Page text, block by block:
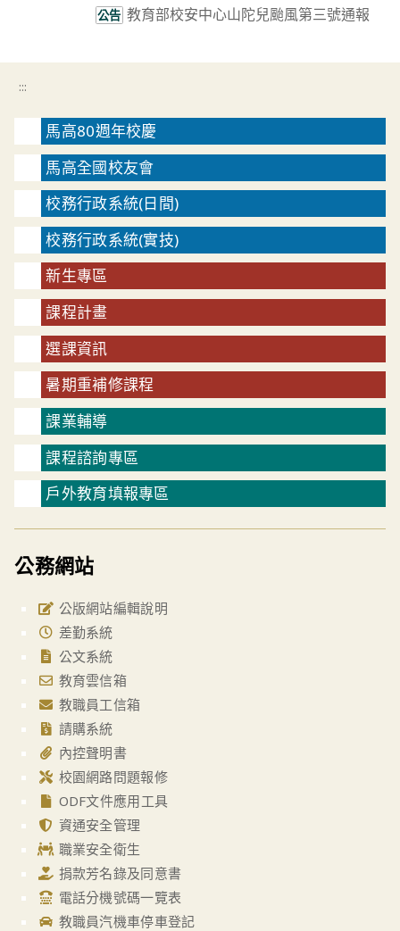
公告 教育部校安中心山陀兒颱風第三號通報
:::
馬高80週年校慶
馬高全國校友會
校務行政系統(日間)
校務行政系統(實技)
新生專區
課程計畫
選課資訊
暑期重補修課程
課業輔導
課程諮詢專區
戶外教育填報專區
公務網站
公版網站編輯說明
差勤系統
公文系統
教育雲信箱
教職員工信箱
請購系統
內控聲明書
校園網路問題報修
ODF文件應用工具
資通安全管理
職業安全衛生
捐款芳名錄及同意書
電話分機號碼一覽表
教職員汽機車停車登記